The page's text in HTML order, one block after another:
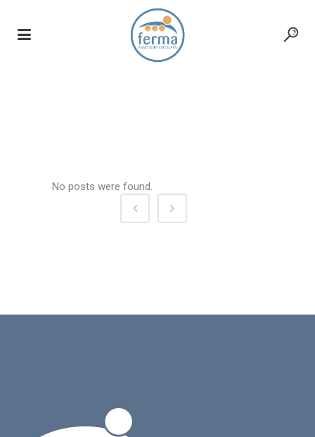
No posts were found.